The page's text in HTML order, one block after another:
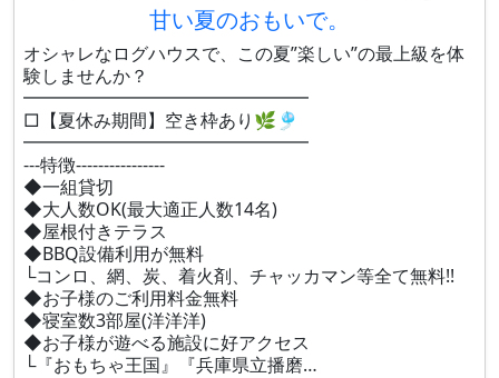
甘い夏のおもいで。
オシャレなログハウスで、この夏”楽しい”の最上級を体
験しませんか？
━━━━━━━━━━━━━━━━
□【夏休み期間】空き枠あり🌿🎐
━━━━━━━━━━━━━━━━
---特徴----------------
◆一組貸切
◆大人数OK(最大適正人数14名)
◆屋根付きテラス
◆BBQ設備利用が無料
└コンロ、網、炭、着火剤、チャッカマン等全て無料!!
◆お子様のご利用料金無料
◆寝室数3部屋(洋洋洋)
◆お子様が遊べる施設に好アクセス
└『おもちゃ王国』『兵庫県立播磨…